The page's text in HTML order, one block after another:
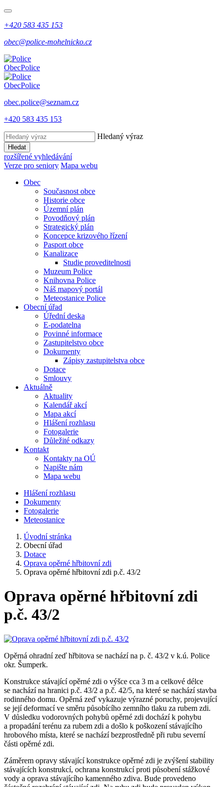
+420 583 435 153
obec@police-mohelnicko.cz
ObecPolice
ObecPolice
obec.police@seznam.cz
+420 583 435 153
Hledaný výraz
Hledat
rozšířené vyhledávání
Verze pro seniory Mapa webu
Obec
Současnost obce
Historie obce
Územní plán
Povodňový plán
Strategický plán
Koncepce krizového řízení
Pasport obce
Kanalizace
Studie proveditelnosti
Muzeum Police
Knihovna Police
Náš mapový portál
Meteostanice Police
Obecní úřad
Úřední deska
E-podatelna
Povinné informace
Zastupitelstvo obce
Dokumenty
Zápisy zastupitelstva obce
Dotace
Smlouvy
Aktuálně
Aktuality
Kalendář akcí
Mapa akcí
Hlášení rozhlasu
Fotogalerie
Důležité odkazy
Kontakt
Kontakty na OÚ
Napište nám
Mapa webu
Hlášení rozhlasu
Dokumenty
Fotogalerie
Meteostanice
Úvodní stránka
Obecní úřad
Dotace
Oprava opěrné hřbitovní zdi
Oprava opěrné hřbitovní zdi p.č. 43/2
Oprava opěrné hřbitovní zdi
p.č. 43/2
Opěrná ohradní zeď hřbitova se nachází na p. č. 43/2 v k.ú. Police
okr. Šumperk.
Konstrukce stávající opěrné zdi o výšce cca 3 m a celkové délce
se nachází na hranici p.č. 43/2 a p.č. 42/5, na které se nachází stavba
rodinného domu. Opěrná zeď vykazuje výrazné poruchy, projevující
se její deformací ve směru působícího zemního tlaku za rubem zdi.
V důsledku vodorovných pohybů opěrné zdi dochází k pohybu
a propadání terénu za rubem zdi a došlo k poškození stávajícího
hrobového místa, které se nachází bezprostředně při rubu severní
části opěrné zdi.
Záměrem opravy stávající konstrukce opěrné zdi je zvýšení stability
stávajících konstrukcí, ochrana konstrukcí proti působení stážkové
vody a oprava stávajícího kamenného zdiva. Bude provedeno